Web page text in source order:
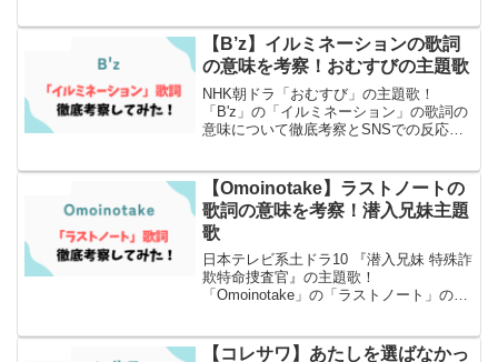
した。ぜひ見てみてください〜！
(window.adsby...
【B’z】イルミネーションの歌詞
の意味を考察！おむすびの主題歌
NHK朝ドラ「おむすび」の主題歌！
「B'z」の「イルミネーション」の歌詞の
意味について徹底考察とSNSでの反応も
【Omoinotake】ラストノートの
歌詞の意味を考察！潜入兄妹主題
歌
日本テレビ系土ドラ10 『潜入兄妹 特殊詐
欺特命捜査官』の主題歌！
「Omoinotake」の「ラストノート」の歌
【コレサワ】あたしを選ばなかっ